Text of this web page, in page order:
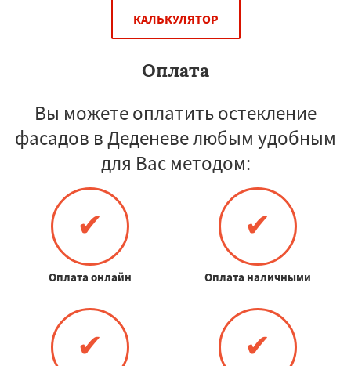
КАЛЬКУЛЯТОР
Оплата
Вы можете оплатить остекление
фасадов в Деденеве любым удобным
для Вас методом:
✔
Оплата онлайн
✔
Оплата наличными
✔ ✔